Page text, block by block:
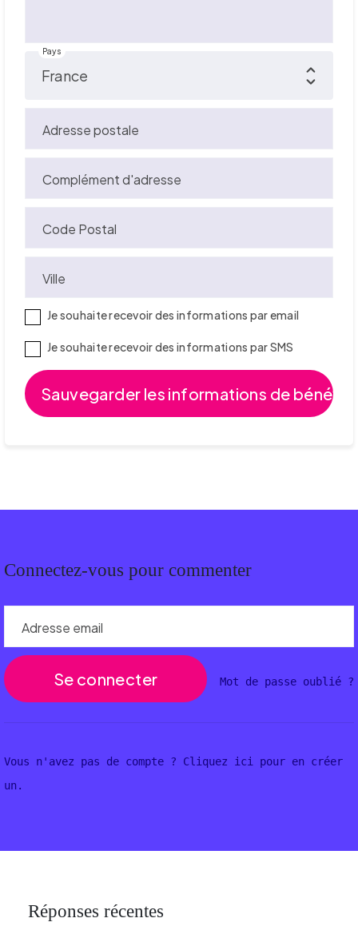
Pays
Adresse postale
Complément d'adresse
Code Postal
Ville
Je souhaite recevoir des informations par email
Je souhaite recevoir des informations par SMS
Connectez-vous pour commenter
Adresse email
Mot de passe oublié ?
Vous n'avez pas de compte ? Cliquez ici pour en créer
un.
Réponses récentes